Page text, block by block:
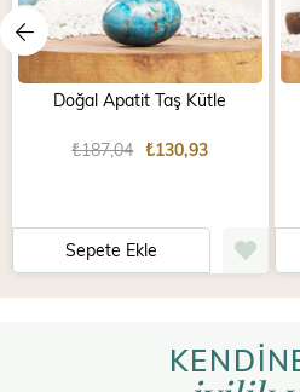
Doğal Apatit Taş Kütle
₺130,93
₺187,04
Sepete Ekle